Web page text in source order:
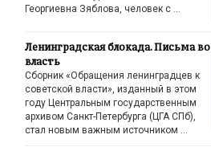
Георгиевна Зяблова, человек с …
Ленинградская блокада. Письма во
власть
Сборник «Обращения ленинградцев к
советской власти», изданный в этом
году Центральным государственным
архивом Санкт-Петербурга (ЦГА СПб),
стал новым важным источником …